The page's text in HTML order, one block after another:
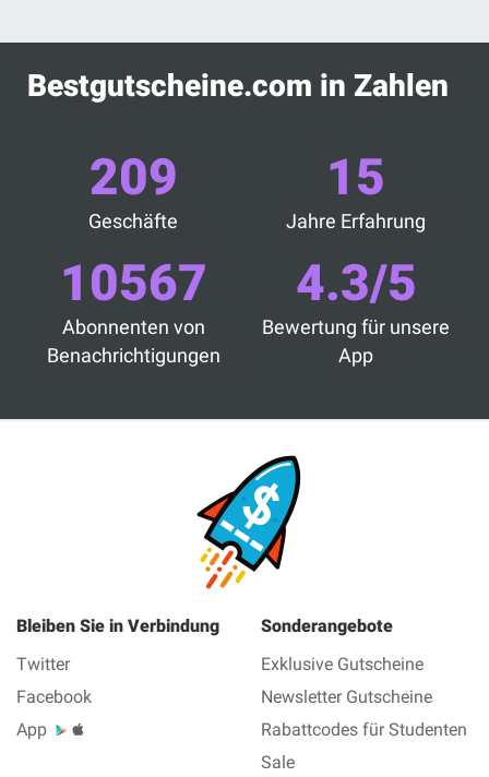
Bestgutscheine.com in Zahlen
209
Geschäfte
15
Jahre Erfahrung
10567
Abonnenten von
Benachrichtigungen
4.3/5
Bewertung für unsere
App
Bleiben Sie in Verbindung
Twitter
Facebook
App
Sonderangebote
Exklusive Gutscheine
Newsletter Gutscheine
Rabattcodes für Studenten
Sale